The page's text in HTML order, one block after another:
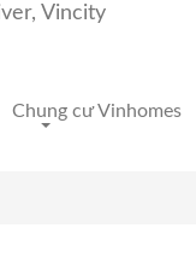
Chung cư Vinhomes